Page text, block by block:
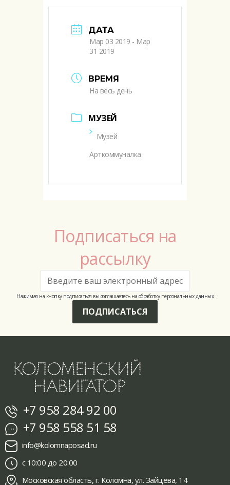
ДАТА
Мар 03 2019 - Мар
31 2019
ВРЕМЯ
На весь день
МУЗЕЙ
Музей
Арткоммуналка
Подписаться на
рассылку
Нажимая на кнопку подписаться вы соглашаетесь на обработку персональных данных
ПОДПИСАТЬСЯ
+7 958 284 92 00
+7 958 558 51 58
info@kolomnaposad.ru
с 10:00 до 20:00
Московская область, г. Коломна, ул. Зайцева, 14